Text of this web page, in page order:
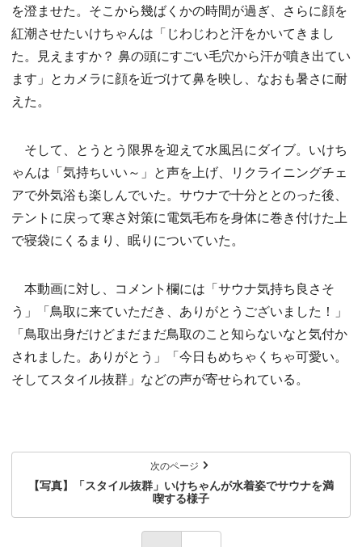
を澄ませた。そこから幾ばくかの時間が過ぎ、さらに顔を
紅潮させたいけちゃんは「じわじわと汗をかいてきまし
た。見えますか？ 鼻の頭にすごい毛穴から汗が噴き出てい
ます」とカメラに顔を近づけて鼻を映し、なおも暑さに耐
えた。
そして、とうとう限界を迎えて水風呂にダイブ。いけち
ゃんは「気持ちいい～」と声を上げ、リクライニングチェ
アで外気浴も楽しんでいた。サウナで十分ととのった後、
テントに戻って寒さ対策に電気毛布を身体に巻き付けた上
で寝袋にくるまり、眠りについていた。
本動画に対し、コメント欄には「サウナ気持ち良さそ
う」「鳥取に来ていただき、ありがとうございました！」
「鳥取出身だけどまだまだ鳥取のこと知らないなと気付か
されました。ありがとう」「今日もめちゃくちゃ可愛い。
そしてスタイル抜群」などの声が寄せられている。
次のページ
【写真】「スタイル抜群」いけちゃんが水着姿でサウナを満
喫する様子